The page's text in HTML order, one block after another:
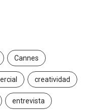
Cannes
creatividad
entrevista